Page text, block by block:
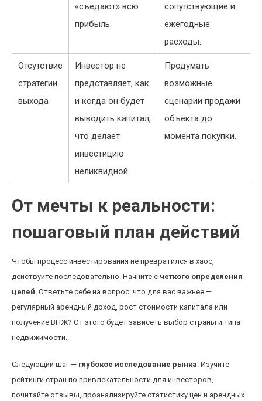
«съедают» всю
прибыль.
сопутствующие и
ежегодные
расходы.
Отсутствие
стратегии
выхода
Инвестор не
представляет, как
и когда он будет
выводить капитал,
что делает
инвестицию
неликвидной.
Продумать
возможные
сценарии продажи
объекта до
момента покупки.
От мечты к реальности:
пошаговый план действий
Чтобы процесс инвестирования не превратился в хаос,
действуйте последовательно. Начните с четкого определения
целей. Ответьте себе на вопрос: что для вас важнее —
регулярный арендный доход, рост стоимости капитала или
получение ВНЖ? От этого будет зависеть выбор страны и типа
недвижимости.
Следующий шаг — глубокое исследование рынка. Изучите
рейтинги стран по привлекательности для инвесторов,
почитайте отзывы, проанализируйте статистику цен и арендных